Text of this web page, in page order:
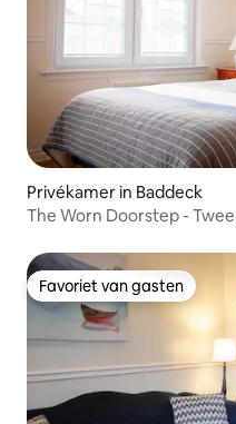
Privékamer in Baddeck
The Worn Doorstep -
Favoriet van gasten
Favoriet van gasten